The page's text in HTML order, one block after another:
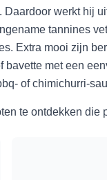
werkt hij
tannines
Extra mooi zijn
bavette met een
of chimichurri-
te ontdekken die